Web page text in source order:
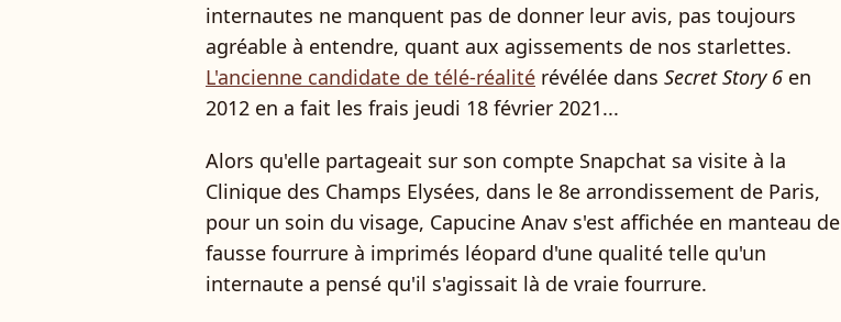
internautes ne manquent pas de donner leur avis, pas toujours
agréable à entendre, quant aux agissements de nos starlettes.
L'ancienne candidate de télé-réalité révélée dans Secret Story 6 en
2012 en a fait les frais jeudi 18 février 2021...
Alors qu'elle partageait sur son compte Snapchat sa visite à la
Clinique des Champs Elysées, dans le 8e arrondissement de Paris,
pour un soin du visage, Capucine Anav s'est affichée en manteau de
fausse fourrure à imprimés léopard d'une qualité telle qu'un
internaute a pensé qu'il s'agissait là de vraie fourrure.